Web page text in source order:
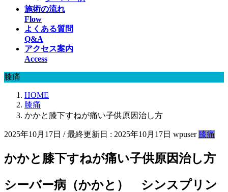
施術の流れ
Flow
よくある質問
Q&A
アクセス案内
Access
膝痛
HOME
膝痛
かかと膝下すねが痛い子供原因治し方
2025年10月17日 / 最終更新日 : 2025年10月17日 wpuser 膝痛
かかと膝下すねが痛い子供原因治し方
シーバー病（かかと） シンスプリン